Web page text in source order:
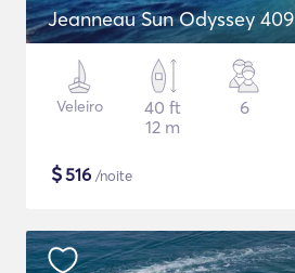
Jeanneau Sun Odyssey 409
Veleiro
40 ft
12 m
6
$516 /noite